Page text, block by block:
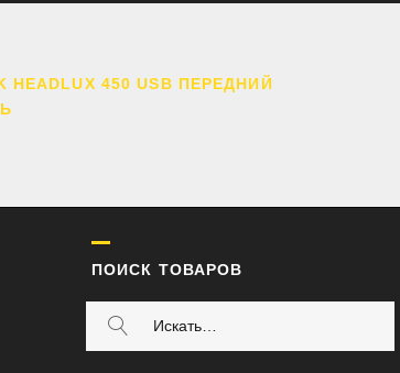
HEADLUX 450 USB ПЕРЕДНИЙ
ПОИСК ТОВАРОВ